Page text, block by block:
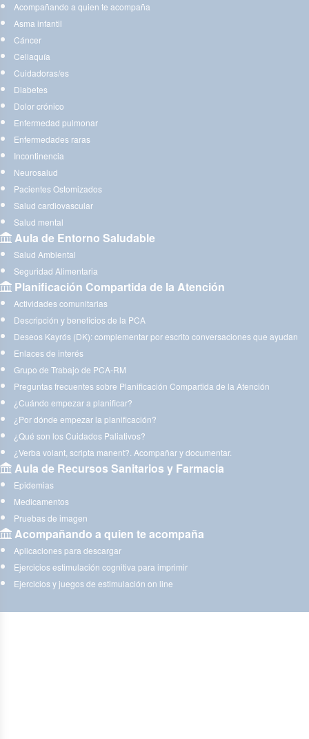
Acompañando a quien te acompaña
Asma infantil
Cáncer
Celiaquía
Cuidadoras/es
Diabetes
Dolor crónico
Enfermedad pulmonar
Enfermedades raras
Incontinencia
Neurosalud
Pacientes Ostomizados
Salud cardiovascular
Salud mental
Aula de Entorno Saludable
Salud Ambiental
Seguridad Alimentaria
Planificación Compartida de la Atención
Actividades comunitarias
Descripción y beneficios de la PCA
Deseos Kayrós (DK): complementar por escrito conversaciones que ayudan
Enlaces de interés
Grupo de Trabajo de PCA-RM
Preguntas frecuentes sobre Planificación Compartida de la Atención
¿Cuándo empezar a planificar?
¿Por dónde empezar la planificación?
¿Qué son los Cuidados Paliativos?
¿Verba volant, scripta manent?. Acompañar y documentar.
Aula de Recursos Sanitarios y Farmacia
Epidemias
Medicamentos
Pruebas de imagen
Acompañando a quien te acompaña
Aplicaciones para descargar
Ejercicios estimulación cognitiva para imprimir
Ejercicios y juegos de estimulación on line